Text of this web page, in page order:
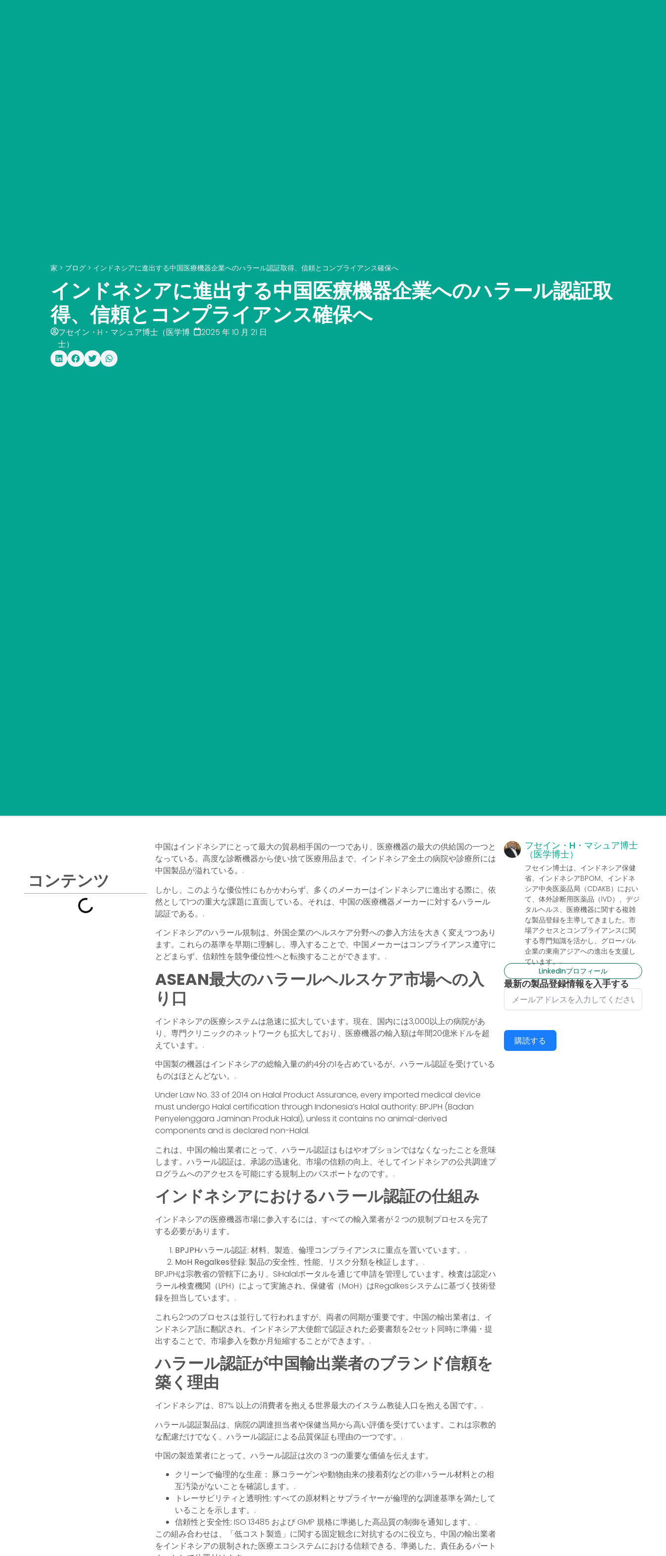
家 > ブログ > インドネシアに進出する中国医療機器企業へのハラール認証取得、信頼とコンプライアンス確保へ
インドネシアに進出する中国医療機器企業へのハラール認証取
得、信頼とコンプライアンス確保へ
フセイン・H・マシュア博士（医学博
士）
2025 年 10 月 21 日
コンテンツ
中国はインドネシアにとって最大の貿易相手国の一つであり、医療機器の最大の供給国の一つと
なっている。高度な診断機器から使い捨て医療用品まで、インドネシア全土の病院や診療所には
中国製品が溢れている。.
しかし、このような優位性にもかかわらず、多くのメーカーはインドネシアに進出する際に、依
然として1つの重大な課題に直面している。それは、中国の医療機器メーカーに対するハラール
認証である。.
インドネシアのハラール規制は、外国企業のヘルスケア分野への参入方法を大きく変えつつあり
ます。これらの基準を早期に理解し、導入することで、中国メーカーはコンプライアンス遵守に
とどまらず、信頼性を競争優位性へと転換することができます。.
ASEAN最大のハラールヘルスケア市場への入
り口
インドネシアの医療システムは急速に拡大しています。現在、国内には3,000以上の病院があ
り、専門クリニックのネットワークも拡大しており、医療機器の輸入額は年間20億米ドルを超
えています。.
中国製の機器はインドネシアの総輸入量の約4分の1を占めているが、ハラール認証を受けている
ものはほとんどない。.
Under Law No. 33 of 2014 on Halal Product Assurance, every imported medical device
must undergo Halal certification through Indonesia’s Halal authority: BPJPH (Badan
Penyelenggara Jaminan Produk Halal), unless it contains no animal-derived
components and is declared non-Halal.
これは、中国の輸出業者にとって、ハラール認証はもはやオプションではなくなったことを意味
します。ハラール認証は、承認の迅速化、市場の信頼の向上、そしてインドネシアの公共調達プ
ログラムへのアクセスを可能にする規制上のパスポートなのです。.
インドネシアにおけるハラール認証の仕組み
インドネシアの医療機器市場に参入するには、すべての輸入業者が 2 つの規制プロセスを完了
する必要があります。
BPJPHハラール認証: 材料、製造、倫理コンプライアンスに重点を置いています。.
MoH Regalkes登録: 製品の安全性、性能、リスク分類を検証します。.
BPJPHは宗教省の管轄下にあり、SiHalalポータルを通じて申請を管理しています。検査は認定ハ
ラール検査機関（LPH）によって実施され、保健省（MoH）はRegalkesシステムに基づく技術登
録を担当しています。.
これら2つのプロセスは並行して行われますが、両者の同期が重要です。中国の輸出業者は、イ
ンドネシア語に翻訳され、インドネシア大使館で認証された必要書類を2セット同時に準備・提
出することで、市場参入を数か月短縮することができます。.
ハラール認証が中国輸出業者のブランド信頼を
築く理由
インドネシアは、87% 以上の消費者を抱える世界最大のイスラム教徒人口を抱える国です。.
ハラール認証製品は、病院の調達担当者や保健当局から高い評価を受けています。これは宗教的
な配慮だけでなく、ハラール認証による品質保証も理由の一つです。.
中国の製造業者にとって、ハラール認証は次の 3 つの重要な価値を伝えます。
クリーンで倫理的な生産： 豚コラーゲンや動物由来の接着剤などの非ハラール材料との相
互汚染がないことを確認します。.
トレーサビリティと透明性: すべての原材料とサプライヤーが倫理的な調達基準を満たして
いることを示します。.
信頼性と安全性: ISO 13485 および GMP 規格に準拠した高品質の制御を通知します。.
この組み合わせは、「低コスト製造」に関する固定観念に対抗するのに役立ち、中国の輸出業者
をインドネシアの規制された医療エコシステムにおける信頼できる、準拠した、責任あるパート
フセイン・H・マシュア博士
（医学博士）
フセイン博士は、インドネシア保健
省、インドネシアBPOM、インドネ
シア中央医薬品局（CDAKB）におい
て、体外診断用医薬品（IVD）、デジ
タルヘルス、医療機器に関する複雑
な製品登録を主導してきました。市
場アクセスとコンプライアンスに関
する専門知識を活かし、グローバル
企業の東南アジアへの進出を支援し
ています。.
LinkedInプロフィール
最新の製品登録情報を入手する
購読する